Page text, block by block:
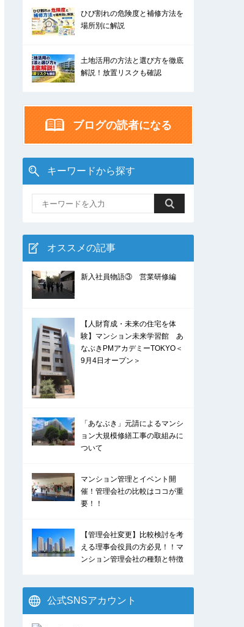
ひび割れの危険度と補修方法を
場所別に解説
土地活用の方法と選び方を徹底
解説！放置リスクも確認
ブログの読者になる
キーワードから探す
オススメの記事
新入社員物語③ 営業研修編
【人財育成・未来の住宅を体
験】マンション未来学習館 あ
なぶきPMアカデミーTOKYO＜
9月4日オープン＞
「あなぶき」元請によるマンシ
ョン大規模修繕工事の取組みに
ついて
マンション管理とイベント開
催！管理会社の比較はココが重
要！！
【管理会社変更】比較検討を考
える理事会役員の方必見！！マ
ンション管理会社の種類と特徴
公式SNSアカウント